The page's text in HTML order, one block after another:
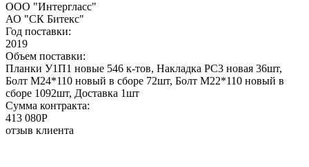
ООО "Интергласс"
АО "СК Битекс"
Год поставки:
2019
Объем поставки:
Планки У1П1 новые 546 к-тов, Накладка РС3 новая 36шт,
Болт М24*110 новый в сборе 72шт, Болт М22*110 новый в
сборе 1092шт, Доставка 1шт
Сумма контракта:
413 080P
отзыв клиента